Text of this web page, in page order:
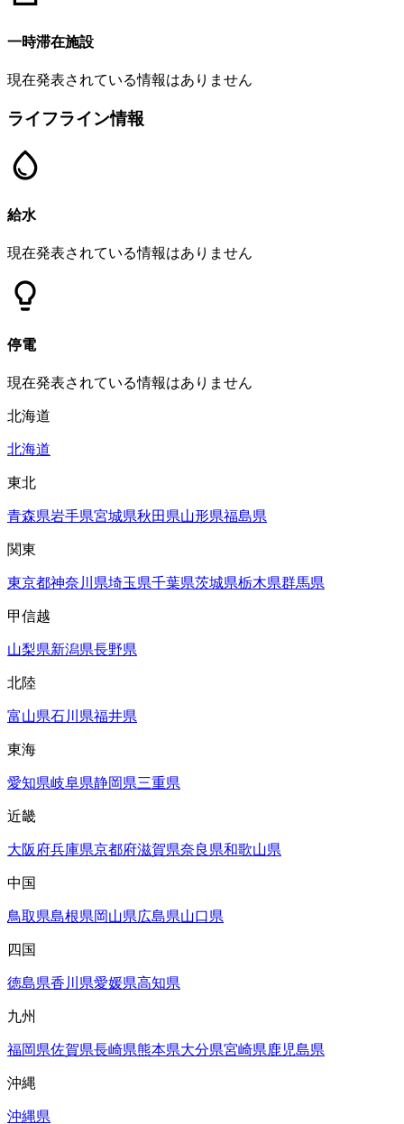
一時滞在施設
現在発表されている情報はありません
ライフライン情報
給水
現在発表されている情報はありません
停電
現在発表されている情報はありません
北海道
北海道
東北
青森県岩手県宮城県秋田県山形県福島県
関東
東京都神奈川県埼玉県千葉県茨城県栃木県群馬県
甲信越
山梨県新潟県長野県
北陸
富山県石川県福井県
東海
愛知県岐阜県静岡県三重県
近畿
大阪府兵庫県京都府滋賀県奈良県和歌山県
中国
鳥取県島根県岡山県広島県山口県
四国
徳島県香川県愛媛県高知県
九州
福岡県佐賀県長崎県熊本県大分県宮崎県鹿児島県
沖縄
沖縄県